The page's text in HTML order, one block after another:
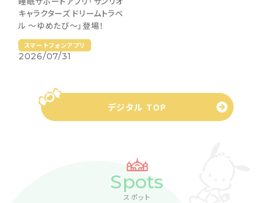
キャラクターズ ドリームトラベ
ル 〜ゆめたび〜」登場！
スマートフォンアプリ
2026/07/31
デジタル TOP
Spots
スポット